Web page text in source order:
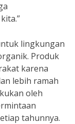
lingkungan
Produk
karena
lebih ramah
oleh
tahunnya.